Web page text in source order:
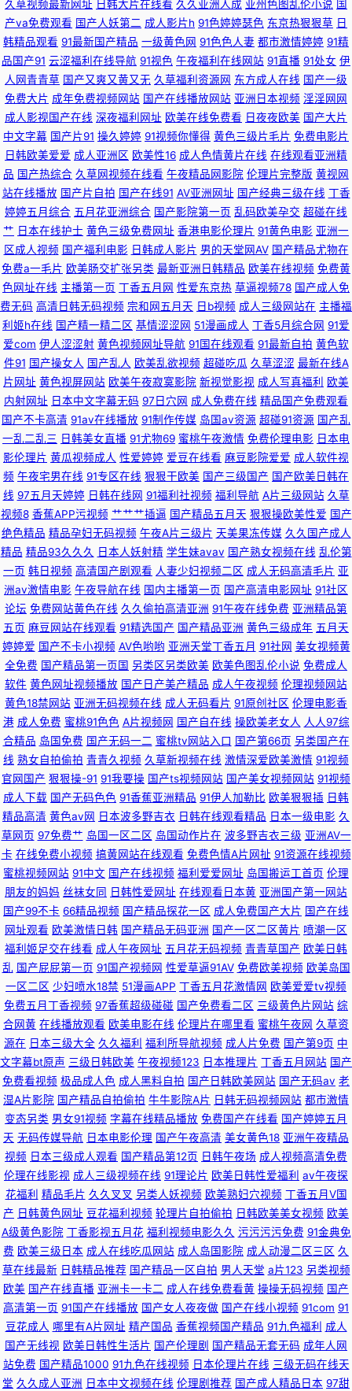
线观看 91成人影 欧美一页久久 日韩蜜桃专区 精品少妇导航 91熟女网站 91
妞妞视频 亚洲自蔚 欧美综合另类17 老湿影院激情影院 精品精品精品精品 国
产黄色在线精品 51全国探花社区 天美人人插 日韩免费乱轮网站 久久社区 国
白丝在线一区视频 www欧美日韩女同 91在现免费观看 在线免费小视频 性欧
美69导航 日韩日韩日韩日韩日 欧美日韩午夜剧场 女同片色 精品97精品 国产
精品九一九九 大香蕉管网 91在线大香脚 综合综色网 色中色官网 婷婷欧美 日
韩一区精品 九九在线视频 黄色小视频一二区 老司机电影院 91黄瓜视频下载
超碰网97 九一黄色大雷黑丝美女 人人色vvv 伊人干大香蕉 91精品在线观看
狼友 97支援总站大香蕉 福利姬性HD 男人天堂视頻 97资源在线 九九激情网
日韩精品人妻无码 51福利视频导航 91蜜桃麻豆 97精品视频在线 福利合集导
航 九一福利 青娱乐91啦啪 91N丝袜 波多野洁依无码 国模av 欧美日在线 五
色在线综合 91露脸熟女视频 成人福利基地无码大量 精品福利在线 日韩第32
页 伊人大香蕉99 亚洲色图精品一区 91视频91自 大香蕉婷婷 欧美性猛交久久
69少妇导航 91线看视频 大香蕉伊人妻 精品一区二区三区香蕉 三级片男人的
天堂 91爱爱欧美 91入口成人 操片久久精品 三级黄色免费观看 91福利色 成
人版久久 美女WWW1口 福利姬网址欧美 久久国产精品国产精品 偷拍探花在
线网站 91大神免费在线 国产精品色悠悠 少妇后入 91精产国品影院网址 AV
蜜桃久久 精品少妇影院 少妇啪一区 91Nav免费观看 91视频高清免费在线播
放 丁香五月日韩 日韩亚州国产成人综合 91黄色视频精品 AV倫理巨乳性爱 国
內操逼在线 欧美亚洲天堂网 91一区视频 国产ts在线观看 国内99自拍 91限制
级干顶级美女 在线不卡的AV初 大香蕉99va 91n激情 欧美性愛一级Va 成人
福利基地无码大量 五月激情不卡一区 极品国产极品美女在线 成人电影小说
网 91另类 亚洲天堂麻豆麻豆 玖玖色无码 欧日韩中文字幕在线
久草视频最新网址 日韩大片在线看 久久亚洲人成 亚州色图乱伦小说 国
产va免费观看 国产人妖第二 成人影片h 91色婷婷瑟色 东京热狠狠草 日
韩精品观看 91最新国产精品 一级黄色网 91色色人妻 都市激情婷婷 91精
品国产91 云涩福利在线导航 91视色 午夜福利在线网站 91直播 91处女 伊
人网青青草 国产又爽又黄又无 久草福利资源网 东方成人在线 国产一级
免费大片 成年免费视频网站 国产在线播放网站 亚洲日本视频 淫淫网网
成人影视国产在线 深夜福利网址 欧美在线免费看 日夜夜欧美 国产大片
中文字幕 国产片91 操久婷婷 91视频你懂得 黄色三级片毛片 免费电影片
日韩欧美爱爱 成人亚洲区 欧美性16 成人色情黄片在线 在线观看亚洲精
品 国产热综合 久草网视频在线看 午夜精品网影院 伦理片完整版 黄视网
站在线播放 国产片自拍 国产在线91 AV亚洲网址 国产经典三级在线 丁香
婷婷五月综合 五月花亚洲综合 国产影院第一页 乱码欧美孕交 超碰在线
艹 日本在线护士 黄色三级免费网址 香港电影伦理片 91黄色电影 亚洲一
区成人视频 国产福利电影 日韩成人影片 男的天堂网AV 国产精品尤物在
免费a一毛片 欧美肠交扩张另类 最新亚洲日韩精品 欧美在线视频 免费黄
色网址在线 主播第一页 丁香五月网 性爱东京热 草逼视频78 国产成人免
费无码 高清日韩无码视频 宗和网五月天 日b视频 成人三级网站在 主播福
利姬h在线 国产精一精二区 基情涩涩网 51漫画成人 丁香5月综合网 91爱
爱com 伊人涩涩射 黄色视频网址导航 91国在线观看 91最新自拍 黄色软
件91 国产操女人 国产乱人 欧美乱欲视频 超碰吃瓜 久草涩涩 最新在线A
片网址 黄色视屏网站 欧美午夜寂寞影院 新视觉影视 成人写真福利 欧美
内射网址 日本中文字幕无码 97日穴网 成人免费在线 精品国产免费观看
国产不卡高清 91av在线播放 91制作传媒 岛国av资源 超碰91资源 国产乱
一乱二乱三 日韩美女直播 91尤物69 蜜桃午夜激情 免费伦理电影 日本电
影伦理片 黄瓜视频成人 性爱婷婷 爱豆在线看 麻豆影院爱爱 成人软件视
频 午夜宅男在线 91专区在线 狠狠干欧美 国产三级国产 国产欧美日韩在
线 97五月天婷婷 日韩在线网 91福利社视频 福利导航 A片三级网站 久草
视频8 香蕉APP污视频 艹艹艹插逼 国产精品五月天 狠狠操欧美性爱 国产
绝色精品 精品孕妇无码视频 午夜A片三级片 天美果冻传媒 久久国产成人
精品 精品93久久久 日本人妖射精 学生妹avav 国产熟女视频在线 乱伦第
一页 韩日视频 高清国产剧观看 人妻少妇视频二区 成人无码高清毛片 亚
洲av激情电影 午夜导航在线 国内主播第一页 国产高清电影网址 91社区
论坛 免费网站黄色在线 久久偷拍高清亚洲 91午夜在线免费 亚洲精品第
五页 麻豆网站在线观看 91精选国产 国产精品亚洲 黄色三级成年 五月天
婷婷爱 国产不卡小视频 AV色哟哟 亚洲天堂丁香五月 91社网 美女视频黄
全免费 国产精品第一页国 另类区另类欧美 欧美色图乱伦小说 免费成人
软件 黄色网址视频播放 国产日产美产精品 成人午夜视频 伦理视频网站
黄色18禁网站 亚洲无码视频在线 成人无码看片 91原创社区 伦理电影香
港 成人免费 蜜桃91色色 A片视频网 国产自在线 操欧美老女人 人人97综
合精品 岛国免费 国产无码一二 蜜桃tv网站入口 国产第66页 另类国产在
线 熟女自拍偷拍 青青久视频 久草新视频在线 激情深爱欧美激情 91视频
官网国产 狠狠操-91 91我要操 国产ts视频网站 国产美女视频网站 91视频
成人下载 国产无码色色 91香蕉亚洲精品 91伊人加勒比 欧美狠狠插 日韩
精品高清 黄色av网 日本波多野吉衣 日韩在线观看精品 日本一级电影 久
草网页 97免费艹 岛国一区二区 岛国动作片在 波多野吉衣三级 亚洲AV一
卡 在线免费小视频 搞黄网站在线观看 免费色情A片网扯 91资源在线视频
蜜桃视频网站 91中文 国产在线视频 福利爱爱网址 岛国搬运工首页 伦理
朋友的妈妈 丝袜女同 日韩性爱网址 在线观看日本黄 亚洲国产第一网站
国产99不卡 66精品视频 国产精品探花一区 成人免费国产大片 国产在线
网址观看 欧美激情日韩 国产精品无码亚洲 国产一区二区黄片 喷潮一区
福利姬足交在线看 成人午夜网址 五月花无码视频 青青草国产 欧美日韩
乱 国产屁屁第一页 91国产视频网 性爱草逼91AV 免费欧美视频 欧美岛国
一区二区 少妇喷水18禁 51漫画APP 丁香五月花激情网 欧美爱爱tv视频
免费五月丁香视频 97香蕉超级碰碰 国产免费看二区 三级黄色片网站 综
合网黄 在线播放观看 欧美电影在线 伦理片在哪里看 蜜桃午夜网 久草资
源在 日本三级大全 久久福利 福利所导航视频 成人片免费 国产第9页 中
文字幕bt原声 三级日韩欧美 午夜视频123 日本推理片 丁香五月网站 国产
免费看视频 极品成人色 成人黑料自拍 国产日韩欧美网站 国产无码av 老
湿A片影院 国产精品自拍偷拍 牛牛影院A片 日韩无码视频网站 都市激情
变态另类 男女91视频 字幕在线精品播放 免费国产在线看 国产婷婷五月
天 无码传媒导航 日本电影伦理 国产午夜高清 美女黄色18 亚洲午夜精品
视频 日本三级成人观看 国产精品第12页 日韩午夜场 成人视频高清免费
伦理在线影视 成人三级视频在线 91理论片 欧美日韩性爱福利 av午夜探
花福利 精品毛片 久久叉叉 另类人妖视频 欧美熟妇穴视频 丁香五月V国
产 日韩黄色网址 豆花福利视频 轮理片自拍偷拍 日韩欧美美女视频 欧美
A级黄色影院 丁香影视五月花 福利视频电影久久 污污污污免费 91金典免
费 欧美三级日本 成人在线吃瓜网站 成人岛国影院 成人动漫二区三区 久
草在线最新 日韩精品推荐 国产精品一区自拍 男人天堂 a片123 另类视频
欧美 国产在线直播 亚洲卡一卡二 成人在线免费看黄 操操无码视频 国产
高清第一页 91国产在线播放 国产女人夜夜做 国产在线小视频 91com 91
豆花成人 哪里有A片网址 精产国品 香蕉视频国产精品 91九色福利 成人
国产无线视 欧美日韩性生活片 国产伦理剧 国产精品无套无码 成年人网
站免费 国产精品1000 91九色在线视频 日本伦理片在线 三级无码在线天
堂 久久成人亚洲 日本中文视频在线 伦理剧推荐 国产成人精品日本 97甜